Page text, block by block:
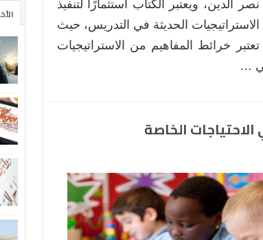
نصر الدين، ويعتبر الكتاب استثمارًا لتنفيذ
الاستراتيجيات الحديثة في التدريس، حيث
تعتبر خرائط المفاهيم من الاستراتيجيات
…